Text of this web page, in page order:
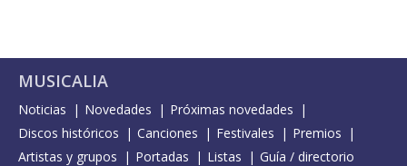
MUSICALIA
Noticias Novedades
Próximas novedades
Discos históricos
Canciones Festivales
Premios
Artistas y grupos
Portadas Listas Guía / directorio